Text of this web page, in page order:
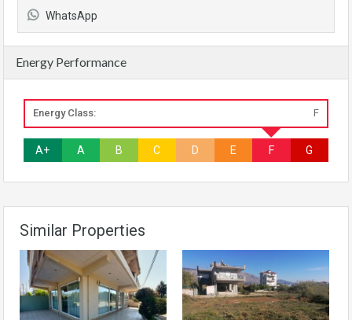
WhatsApp
Energy Performance
Energy Class: F
A+ A B C D E F G
Similar Properties